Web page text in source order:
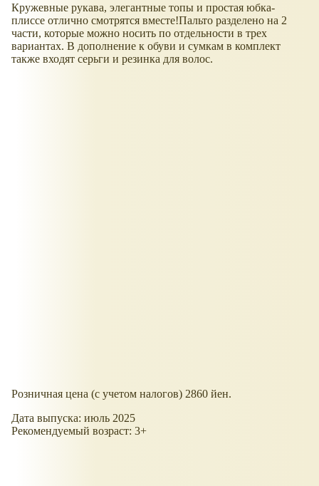
Кружевные рукава, элегантные топы и простая юбка-
плиссе отлично смотрятся вместе!Пальто разделено на 2
части, которые можно носить по отдельности в трех
вариантах. В дополнение к обуви и сумкам в комплект
также входят серьги и резинка для волос.
Розничная цена (с учетом налогов) 2860 йен.
Дата выпуска: июль 2025
Рекомендуемый возраст: 3+